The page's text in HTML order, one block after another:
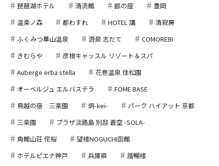
琵琶湖ホテル
清流館 鄙の座
豊岡
温楽ノ森
都わすれ HOTEL 講
清寂房
ふくみつ華山温泉
游泉 志だて
COMOREBI
きむらや
彦根キャッスル リゾート＆スパ
Auberge erba stella
花巻温泉 佳松園
オーベルジュ エルバステラ
FOME BASE
鳥越の宿 三楽園
炯-kei-
パーク ハイアット 京都
三楽園
プラザ淡路島 別邸 蒼空 -SOLA-
角館山荘 侘桜
望楼NOGUCHI函館
ホテルピエナ神戸
兵庫県
諧暢楼